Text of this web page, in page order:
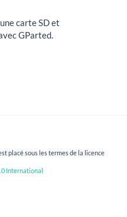
carte SD et
GParted.
placé sous les termes de la licence
International